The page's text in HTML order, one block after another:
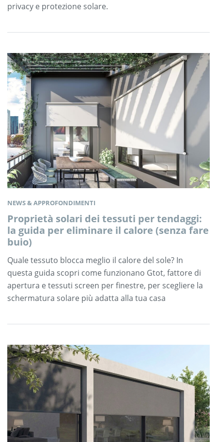
privacy e protezione solare.
NEWS & APPROFONDIMENTI
Proprietà solari dei tessuti per tendaggi:
la guida per eliminare il calore (senza fare
buio)
Quale tessuto blocca meglio il calore del sole? In
questa guida scopri come funzionano Gtot, fattore di
apertura e tessuti screen per finestre, per scegliere la
schermatura solare più adatta alla tua casa